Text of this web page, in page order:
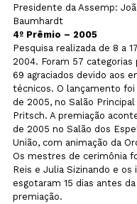
Presidente da Assemp:
4º Prêmio – 2005
Pesquisa realizada de 8 a
2004. Foram 57 categorias
69 agraciados devido aos
técnicos. O lançamento foi
de 2005, no Salão Principal
Pritsch. A premiação
de 2005 no Salão dos
União, com animação da
Os mestres de cerimônia
Reis e Julia Sizinando e os
esgotaram 15 dias antes
premiação.